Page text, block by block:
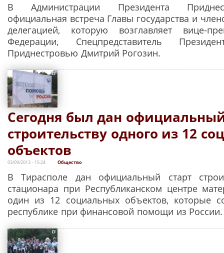
В Администрации Президента
официальная встреча Главы государства и
делегацией, которую возглавляет вице-
Федерации, Спецпредставитель
Приднестровью Дмитрий Рогозин.
Сегодня был дан
строительству одного из 12
объектов
03/09/2013 - 15:24 Общество
В Тирасполе дан официальный старт
стационара при Республиканском центре
один из 12 социальных объектов, которые
республике при финансовой помощи из России.